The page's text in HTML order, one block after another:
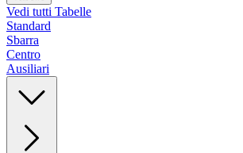
Vedi tutti Tabelle
Standard
Sbarra
Centro
Ausiliari